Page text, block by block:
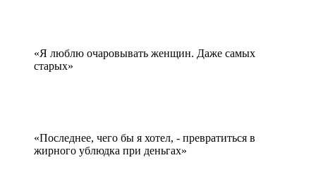
«Я люблю очаровывать женщин. Даже самых
старых»
«Последнее, чего бы я хотел, - превратиться в
жирного ублюдка при деньгах»